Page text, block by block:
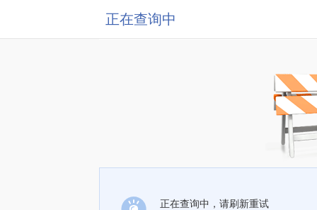
正在查询中
正在查询中，请刷新重试